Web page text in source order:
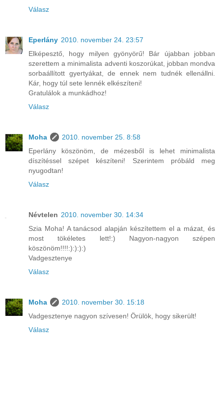
Válasz
Eperlány 2010. november 24. 23:57
Elképesztő, hogy milyen gyönyörű! Bár újabban jobban
szerettem a minimalista adventi koszorúkat, jobban mondva
sorbaállított gyertyákat, de ennek nem tudnék ellenállni.
Kár, hogy túl sete lennék elkészíteni!
Gratulálok a munkádhoz!
Válasz
Moha
2010. november 25. 8:58
Eperlány köszönöm, de mézesből is lehet minimalista
díszítéssel szépet készíteni! Szerintem próbáld meg
nyugodtan!
Válasz
Névtelen 2010. november 30. 14:34
Szia Moha! A tanácsod alapján készítettem el a mázat, és
most tökéletes lett!:) Nagyon-nagyon szépen
köszönöm!!!!:):):):)
Vadgesztenye
Válasz
Moha
2010. november 30. 15:18
Vadgesztenye nagyon szívesen! Örülök, hogy sikerült!
Válasz